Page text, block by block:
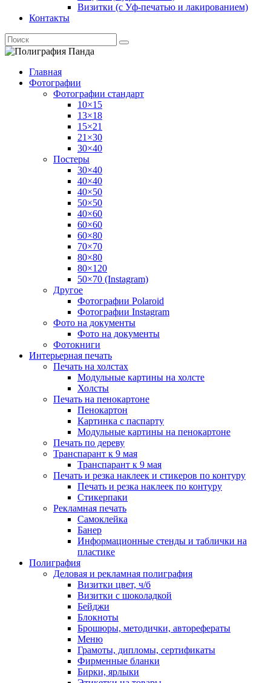
Визитки (с Уф-печатью и лакированием)
Контакты
Главная
Фотографии
Фотографии стандарт
10×15
13×18
15×21
21×30
30×40
Постеры
30×40
40×40
40×50
50×50
40×60
60×60
60×80
70×70
80×80
80×120
50×70 (Instagram)
Другое
Фотографии Polaroid
Фотографии Instagram
Фото на документы
Фото на документы
Фотокниги
Интерьерная печать
Печать на холстах
Модульные картины на холсте
Холсты
Печать на пенокартоне
Пенокартон
Картинка с паспарту
Модульные картины на пенокартоне
Печать по дереву
Транспарант к 9 мая
Транспарант к 9 мая
Печать и резка наклеек и стикеров по контуру
Печать и резка наклеек по контуру
Стикерпаки
Рекламная печать
Самоклейка
Банер
Информационные стенды и таблички на
пластике
Полиграфия
Деловая и рекламная полиграфия
Визитки цвет, ч/б
Визитки с шоколадкой
Бейджи
Блокноты
Брошюры, методички, авторефераты
Меню
Грамоты, дипломы, сертификаты
Фирменные бланки
Бирки, ярлыки